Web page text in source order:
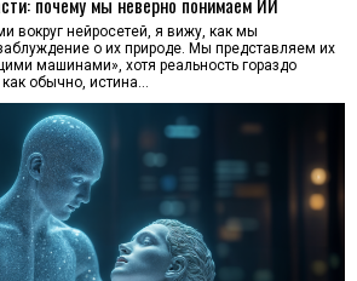
почему мы неверно понимаем ИИ
вокруг нейросетей, я вижу, как мы
о их природе. Мы представляем их
машинами», хотя реальность гораздо
обычно, истина…